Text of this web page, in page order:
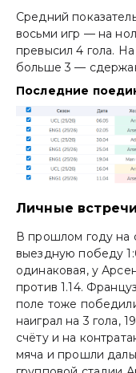
Средний
восьми игр — на
превысил 4 гола.
больше 3 —
Последние
Личные встречи
В прошлом году на
выездную победу
одинаковая, у
против 1.14.
поле тоже
наиграл на 3 гола,
счёту и на
мяча и прошли